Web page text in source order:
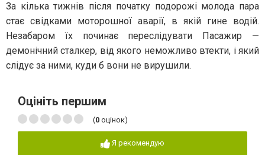
За кілька тижнів після початку подорожі молода пара
стає свідками моторошної аварії, в якій гине водій.
Незабаром їх починає переслідувати Пасажир —
демонічний сталкер, від якого неможливо втекти, і який
слідує за ними, куди б вони не вирушили.
Оцініть першим
(0 оцінок)
Я рекомендую